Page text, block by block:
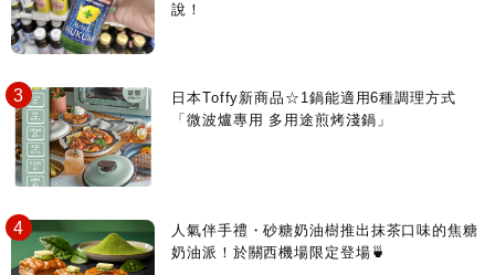
說！
日本Toffy新商品☆1鍋能適用6種調理方式
「微波爐專用 多用途煎烤淺鍋」
人氣伴手禮・砂糖奶油樹推出抹茶口味的焦糖
奶油派！於關西機場限定登場🍵